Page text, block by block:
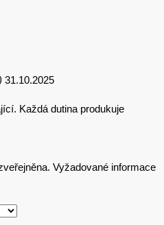
31.10.2025
Každá dutina produkuje
Vyžadované informace